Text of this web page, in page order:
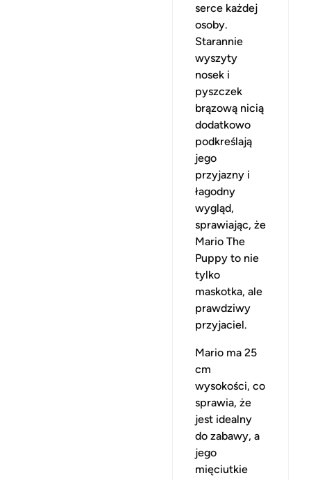
serce każdej
osoby.
Starannie
wyszyty
nosek i
pyszczek
brązową nicią
dodatkowo
podkreślają
jego
przyjazny i
łagodny
wygląd,
sprawiając, że
Mario The
Puppy to nie
tylko
maskotka, ale
prawdziwy
przyjaciel.
Mario ma 25
cm
wysokości, co
sprawia, że
jest idealny
do zabawy, a
jego
mięciutkie